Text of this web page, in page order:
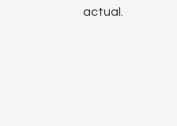
actual.